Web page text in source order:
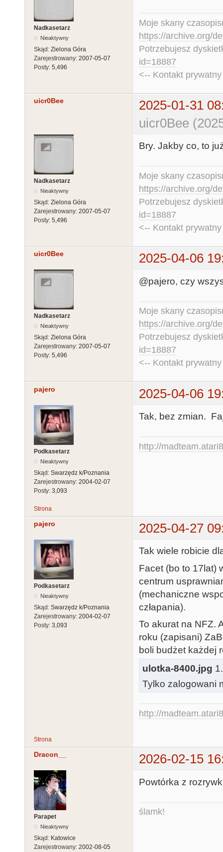
Nadkasetarz
Nieaktywny
Skąd: Zielona Góra
Zarejestrowany: 2007-05-07
Posty: 5,496
Moje skany
https://archive.org/
Potrzebujesz
id=18887
<-- Kontakt
uicr0Bee
2025-01-31
uicr0Bee
Nadkasetarz
Nieaktywny
Skąd: Zielona Góra
Zarejestrowany: 2007-05-07
Posty: 5,496
Bry. Jakby co, to
Moje skany
https://archive.org/
Potrzebujesz
id=18887
<-- Kontakt
uicr0Bee 2025-04-06
Nadkasetarz
Nieaktywny
Skąd: Zielona Góra
Zarejestrowany: 2007-05-07
Posty: 5,496
@pajero, czy
Moje skany
https://archive.org/
Potrzebujesz
id=18887
<-- Kontakt
pajero 2025-04-06
Podkasetarz
Nieaktywny
Skąd: Swarzędz k/Poznania
Zarejestrowany: 2004-02-07
Posty: 3,093
Tak, bez zmian.
http://
Strona
pajero 2025-04-27
Podkasetarz
Nieaktywny
Skąd: Swarzędz k/Poznania
Zarejestrowany: 2004-02-07
Posty: 3,093
Tak wiele robicie
Facet (bo to 17lat)
centrum
(mechaniczne
człapania).
To akurat na NFZ.
roku (zapisani)
boli budżet każdej
ulotka-8400.jpg
Tylko zalogowani
http://
Strona
Dracon__ 2026-02-15
Parapet
Nieaktywny
Skąd: Katowice
Zarejestrowany: 2002-08-05
Powtórka z
ślamk!